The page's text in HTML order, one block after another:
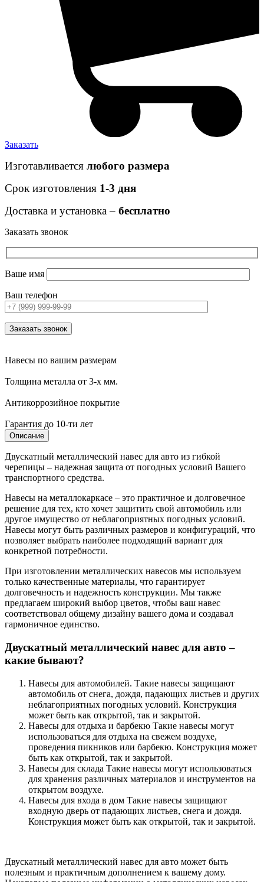
Заказать
Изготавливается любого размера
Срок изготовления 1-3 дня
Доставка и установка – бесплатно
Заказать звонок
Ваше имя
Ваш телефон
Навесы по вашим размерам
Толщина металла от 3-х мм.
Антикоррозийное покрытие
Гарантия до 10-ти лет
Описание
Двускатный металлический навес для авто из гибкой
черепицы – надежная защита от погодных условий Вашего
транспортного средства.
Навесы на металлокаркасе – это практичное и долговечное
решение для тех, кто хочет защитить свой автомобиль или
другое имущество от неблагоприятных погодных условий.
Навесы могут быть различных размеров и конфигураций, что
позволяет выбрать наиболее подходящий вариант для
конкретной потребности.
При изготовлении металлических навесов мы используем
только качественные материалы, что гарантирует
долговечность и надежность конструкции. Мы также
предлагаем широкий выбор цветов, чтобы ваш навес
соответствовал общему дизайну вашего дома и создавал
гармоничное единство.
Двускатный металлический навес для авто –
какие бывают?
Навесы для автомобилей. Такие навесы защищают
автомобиль от снега, дождя, падающих листьев и других
неблагоприятных погодных условий. Конструкция
может быть как открытой, так и закрытой.
Навесы для отдыха и барбекю Такие навесы могут
использоваться для отдыха на свежем воздухе,
проведения пикников или барбекю. Конструкция может
быть как открытой, так и закрытой.
Навесы для склада Такие навесы могут использоваться
для хранения различных материалов и инструментов на
открытом воздухе.
Навесы для входа в дом Такие навесы защищают
входную дверь от падающих листьев, снега и дождя.
Конструкция может быть как открытой, так и закрытой.
Двускатный металлический навес для авто может быть
полезным и практичным дополнением к вашему дому.